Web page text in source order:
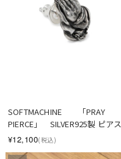
SOFTMACHINE　　「PRAY
PIERCE」　SILVER925製 ピアス
¥12,100(税込)